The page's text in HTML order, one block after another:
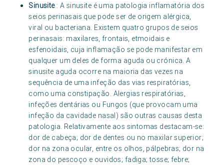
Sinusite: A sinusite é uma patologia inflamatória dos
seios perinasais que pode ser de origem alérgica,
viral ou bacteriana. Existem quatro grupos de seios
perinasais: maxilares, frontais, etmoidais e
esfenoidais, cuja inflamação se pode manifestar em
qualquer um deles de forma aguda ou crónica. A
sinusite aguda ocorre na maioria das vezes na
sequência de uma infeção das vias respiratórias,
como uma constipação. Alergias respiratórias,
infeções dentárias ou Fungos (que provocam uma
infeção da cavidade nasal) são outras causas desta
patologia. Relativamente aos sintomas destacam-se:
dor de cabeça; dor de dentes ou no maxilar superior;
dor na zona ocular, entre os olhos, pálpebras; dor na
zona do pescoço e ouvidos; fadiga; tosse; febre;